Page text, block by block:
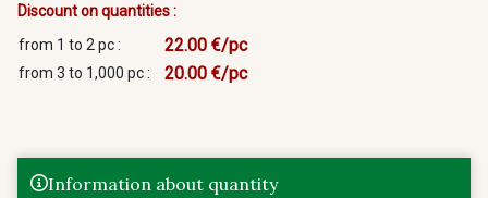
Discount on quantities :
from 1 to 2 pc :
22.00 €/pc
from 3 to 1,000 pc : 20.00 €/pc
Information about quantity